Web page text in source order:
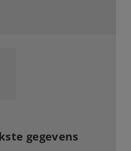
gegevens